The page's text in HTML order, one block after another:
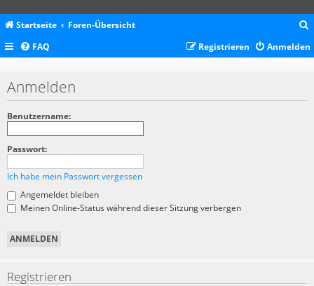
Startseite Foren-Übersicht
c
FAQ Anmelden
Registrieren
Anmelden
Benutzername:
Passwort:
Ich habe mein Passwort vergessen
Angemeldet bleiben
Meinen Online-Status während dieser Sitzung verbergen
Registrieren